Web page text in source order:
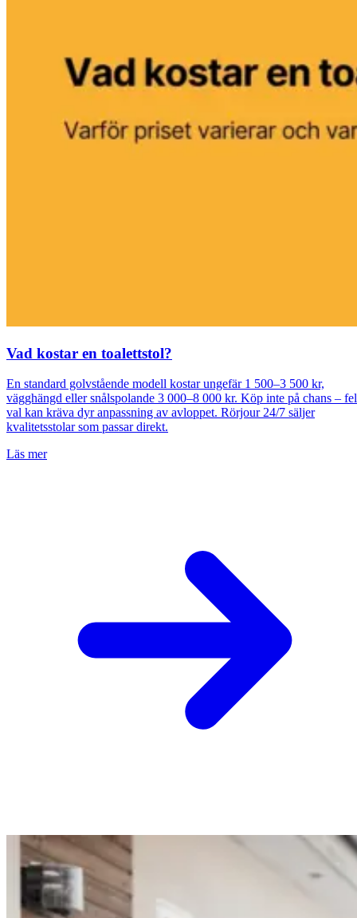
Vad kostar en toalettstol?
En standard golvstående modell kostar ungefär 1 500–3 500 kr,
vägghängd eller snålspolande 3 000–8 000 kr. Köp inte på chans – fel
val kan kräva dyr anpassning av avloppet. Rörjour 24/7 säljer
kvalitetsstolar som passar direkt.
Läs mer